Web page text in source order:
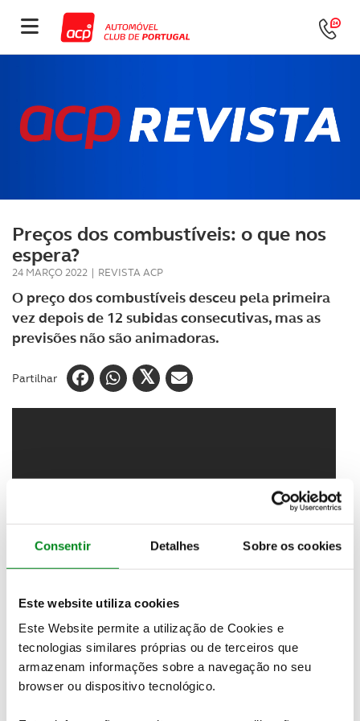
Consentir Detalhes Sobre os cookies
Este website utiliza cookies
Este Website permite a utilização de Cookies e
tecnologias similares próprias ou de terceiros que
armazenam informações sobre a navegação no seu
browser ou dispositivo tecnológico.
Preços dos combustíveis: o que nos
espera?
24 MARÇO 2022 | REVISTA ACP
O preço dos combustíveis desceu pela primeira
vez depois de 12 subidas consecutivas, mas as
previsões não são animadoras.
Partilhar
Estivemos também ao volante do EQB, um SUV de
7 lugares totalmente elétrico da Mercedes. Em
Grândola correu-se a BP Ultimate Baja TT ACP.
Tempo ainda para um "confronto" entre dois